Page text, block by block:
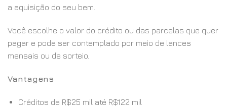
a aquisição do seu bem.
Você escolhe o valor do crédito ou das parcelas que quer
pagar e pode ser contemplado por meio de lances
mensais ou de sorteio.
Vantagens
Créditos de R$25 mil até R$122 mil